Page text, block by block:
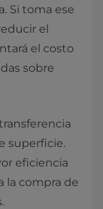
Si toma ese
el
el costo
sobre
superficie.
eficiencia
la compra de